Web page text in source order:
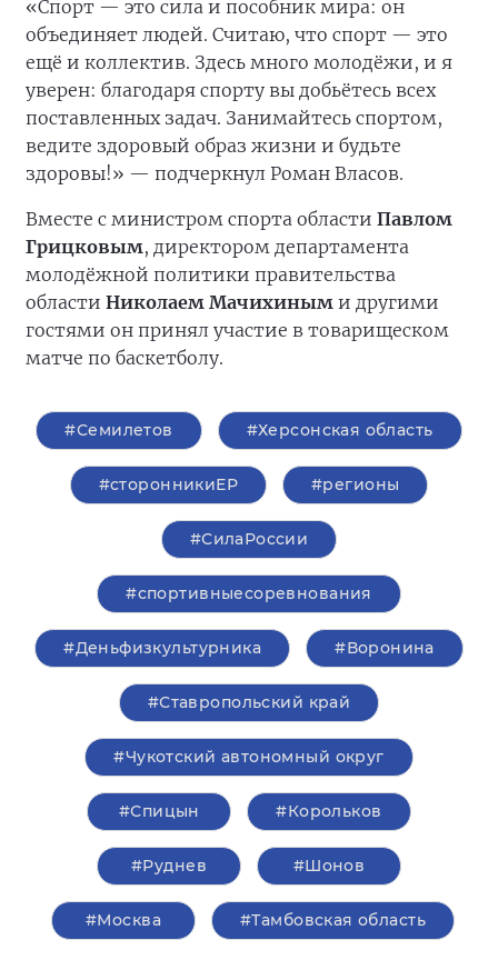
«Спорт — это сила и пособник мира: он
объединяет людей. Считаю, что спорт — это
ещё и коллектив. Здесь много молодёжи, и я
уверен: благодаря спорту вы добьётесь всех
поставленных задач. Занимайтесь спортом,
ведите здоровый образ жизни и будьте
здоровы!» — подчеркнул Роман Власов.
Вместе с министром спорта области Павлом
Грицковым, директором департамента
молодёжной политики правительства
области Николаем Мачихиным и другими
гостями он принял участие в товарищеском
матче по баскетболу.
#Семилетов #Херсонская область
#сторонникиЕР #регионы
#СилаРоссии
#спортивныесоревнования
#Деньфизкультурника #Воронина
#Ставропольский край
#Чукотский автономный округ
#Спицын #Корольков
#Руднев #Шонов
#Москва #Тамбовская область